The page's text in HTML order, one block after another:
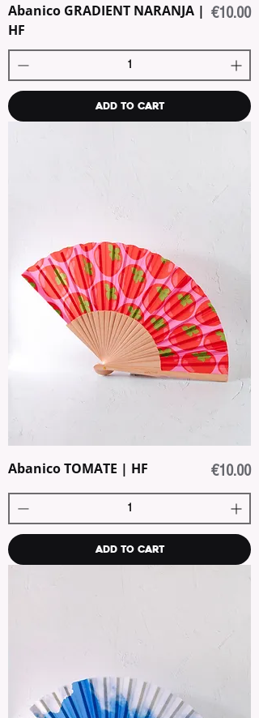
Abanico GRADIENT NARANJA |
HF
Price
€10.00
Add to Cart
Abanico TOMATE | HF Price
€10.00
Add to Cart